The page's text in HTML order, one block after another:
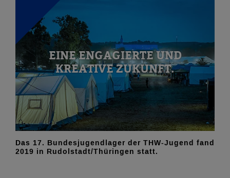
EINE ENGAGIERTE UND
KREATIVE ZUKUNFT.
Das 17. Bundesjugendlager der THW-Jugend fand
2019 in Rudolstadt/Thüringen statt.